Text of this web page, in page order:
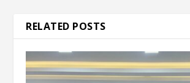
RELATED POSTS